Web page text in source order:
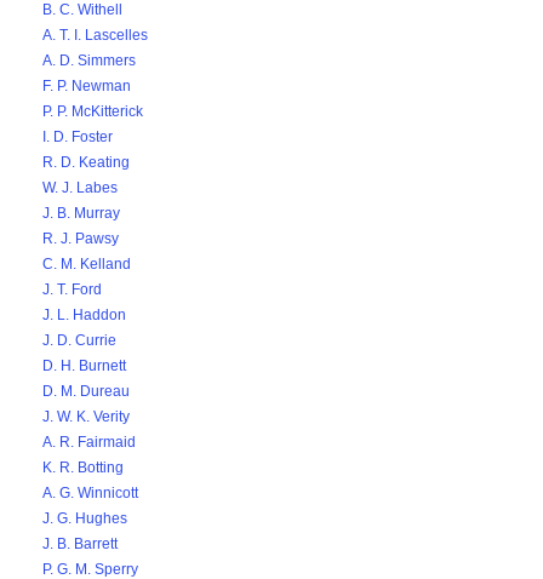
B. C. Withell
A. T. I. Lascelles
A. D. Simmers
F. P. Newman
P. P. McKitterick
I. D. Foster
R. D. Keating
W. J. Labes
J. B. Murray
R. J. Pawsy
C. M. Kelland
J. T. Ford
J. L. Haddon
J. D. Currie
D. H. Burnett
D. M. Dureau
J. W. K. Verity
A. R. Fairmaid
K. R. Botting
A. G. Winnicott
J. G. Hughes
J. B. Barrett
P. G. M. Sperry